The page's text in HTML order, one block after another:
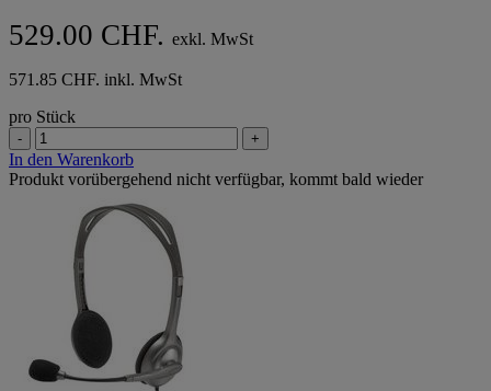
529.00 CHF. exkl. MwSt
571.85 CHF. inkl. MwSt
pro Stück
- +
In den Warenkorb
Produkt vorübergehend nicht verfügbar, kommt bald wieder